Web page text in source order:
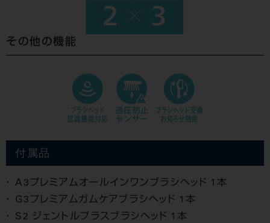
その他の機能
付属品
A3プレミアムオールインワンブラシヘッド 1本
G3プレミアムガムケアブラシヘッド 1本
S2 ジェントルプラスブラシヘッド 1本